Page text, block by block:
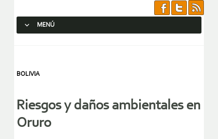
MENÚ
BOLIVIA
Riesgos y daños ambientales en
Oruro